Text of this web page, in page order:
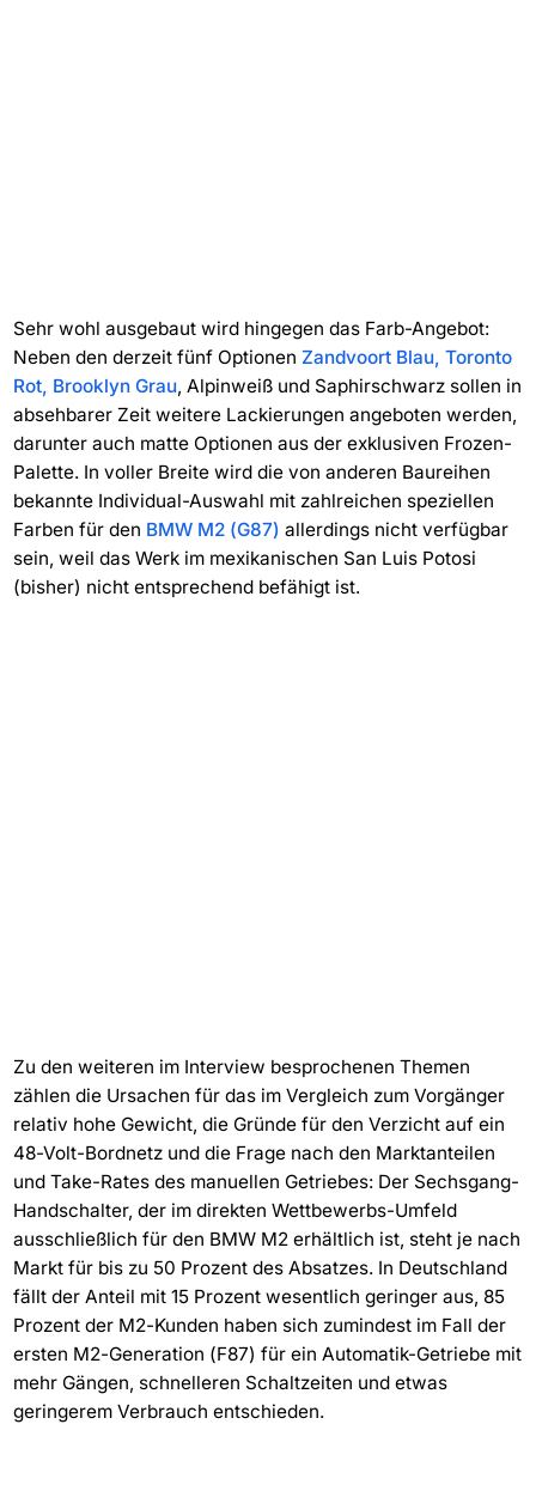
Sehr wohl ausgebaut wird hingegen das Farb-Angebot:
Neben den derzeit fünf Optionen Zandvoort Blau, Toronto
Rot, Brooklyn Grau, Alpinweiß und Saphirschwarz sollen in
absehbarer Zeit weitere Lackierungen angeboten werden,
darunter auch matte Optionen aus der exklusiven Frozen-
Palette. In voller Breite wird die von anderen Baureihen
bekannte Individual-Auswahl mit zahlreichen speziellen
Farben für den BMW M2 (G87) allerdings nicht verfügbar
sein, weil das Werk im mexikanischen San Luis Potosi
(bisher) nicht entsprechend befähigt ist.
Zu den weiteren im Interview besprochenen Themen
zählen die Ursachen für das im Vergleich zum Vorgänger
relativ hohe Gewicht, die Gründe für den Verzicht auf ein
48-Volt-Bordnetz und die Frage nach den Marktanteilen
und Take-Rates des manuellen Getriebes: Der Sechsgang-
Handschalter, der im direkten Wettbewerbs-Umfeld
ausschließlich für den BMW M2 erhältlich ist, steht je nach
Markt für bis zu 50 Prozent des Absatzes. In Deutschland
fällt der Anteil mit 15 Prozent wesentlich geringer aus, 85
Prozent der M2-Kunden haben sich zumindest im Fall der
ersten M2-Generation (F87) für ein Automatik-Getriebe mit
mehr Gängen, schnelleren Schaltzeiten und etwas
geringerem Verbrauch entschieden.